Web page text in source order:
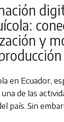
y
en Ecuador,
de las
país. Sin